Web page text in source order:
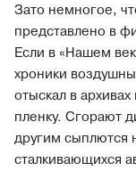
Зато немногое,
представлено в
Если в «Нашем
хроники
отыскал в
пленку. Сгорают
другим сыплются
сталкивающихся